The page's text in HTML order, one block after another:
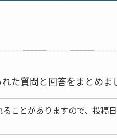
た質問と回答をまとめま
ことがありますので、投稿